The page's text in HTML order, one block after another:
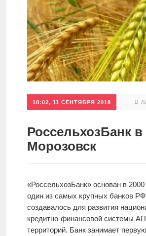
Дебетовые
карты
Кредитные
карты
Кредиты
Ипотеки
18:02, 11 СЕНТЯБРЯ 2018
РоссельхозБанк в
Морозовск
«РоссельхозБанк» основан в 2000
один из самых крупных банков
создавалось для развития
кредитно-финансовой системы
территорий. Банк занимает